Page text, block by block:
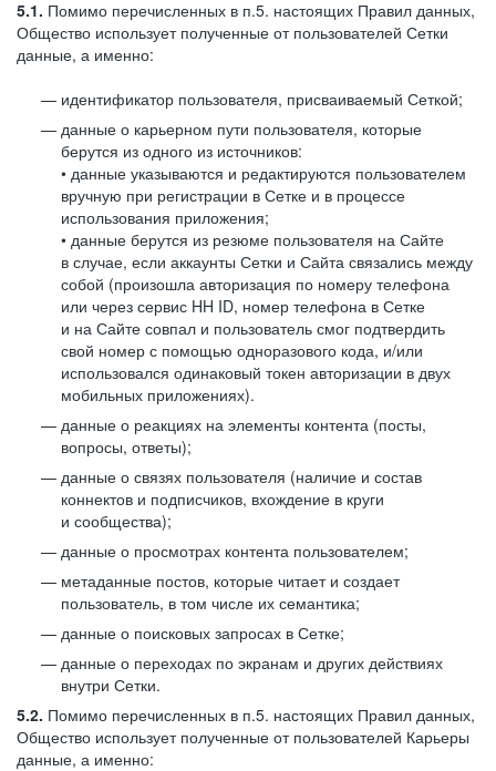
5.1. Помимо перечисленных в п.5. настоящих Правил данных,
Общество использует полученные от пользователей Сетки
данные, а именно:
идентификатор пользователя, присваиваемый Сеткой;
данные о карьерном пути пользователя, которые
берутся из одного из источников:
• данные указываются и редактируются пользователем
вручную при регистрации в Сетке и в процессе
использования приложения;
• данные берутся из резюме пользователя на Сайте
в случае, если аккаунты Сетки и Сайта связались между
собой (произошла авторизация по номеру телефона
или через сервис HH ID, номер телефона в Сетке
и на Сайте совпал и пользователь смог подтвердить
свой номер с помощью одноразового кода, и/или
использовался одинаковый токен авторизации в двух
мобильных приложениях).
данные о реакциях на элементы контента (посты,
вопросы, ответы);
данные о связях пользователя (наличие и состав
коннектов и подписчиков, вхождение в круги
и сообщества);
данные о просмотрах контента пользователем;
метаданные постов, которые читает и создает
пользователь, в том числе их семантика;
данные о поисковых запросах в Сетке;
данные о переходах по экранам и других действиях
внутри Сетки.
5.2. Помимо перечисленных в п.5. настоящих Правил данных,
Общество использует полученные от пользователей Карьеры
данные, а именно: